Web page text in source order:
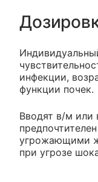
инфекции,
функции почек.
Вводят в/м или
угрожающими
при угрозе